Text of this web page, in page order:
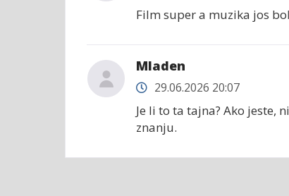
Film super a muzika jos
Mladen
29.06.2026 20:07
Je li to ta tajna? Ako jeste,
znanju.